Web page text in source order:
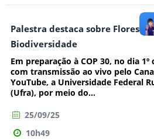
Palestra destaca sobre Floresta,
Biodiversidade
Em preparação à COP 30, no dia
com transmissão ao vivo pelo
YouTube, a Universidade Federal
(Ufra), por meio do...
25/09/25
10h49